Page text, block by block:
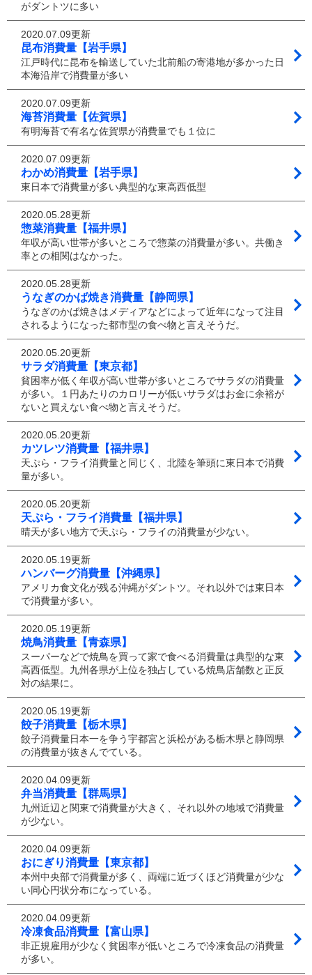
がダントツに多い
2020.07.09更新
昆布消費量【岩手県】
江戸時代に昆布を輸送していた北前船の寄港地が多かった日
本海沿岸で消費量が多い
2020.07.09更新
海苔消費量【佐賀県】
有明海苔で有名な佐賀県が消費量でも１位に
2020.07.09更新
わかめ消費量【岩手県】
東日本で消費量が多い典型的な東高西低型
2020.05.28更新
惣菜消費量【福井県】
年収が高い世帯が多いところで惣菜の消費量が多い。共働き
率との相関はなかった。
2020.05.28更新
うなぎのかば焼き消費量【静岡県】
うなぎのかば焼きはメディアなどによって近年になって注目
されるようになった都市型の食べ物と言えそうだ。
2020.05.20更新
サラダ消費量【東京都】
貧困率が低く年収が高い世帯が多いところでサラダの消費量
が多い。１円あたりのカロリーが低いサラダはお金に余裕が
ないと買えない食べ物と言えそうだ。
2020.05.20更新
カツレツ消費量【福井県】
天ぷら・フライ消費量と同じく、北陸を筆頭に東日本で消費
量が多い。
2020.05.20更新
天ぷら・フライ消費量【福井県】
晴天が多い地方で天ぷら・フライの消費量が少ない。
2020.05.19更新
ハンバーグ消費量【沖縄県】
アメリカ食文化が残る沖縄がダントツ。それ以外では東日本
で消費量が多い。
2020.05.19更新
焼鳥消費量【青森県】
スーパーなどで焼鳥を買って家で食べる消費量は典型的な東
高西低型。九州各県が上位を独占している焼鳥店舗数と正反
対の結果に。
2020.05.19更新
餃子消費量【栃木県】
餃子消費量日本一を争う宇都宮と浜松がある栃木県と静岡県
の消費量が抜きんでている。
2020.04.09更新
弁当消費量【群馬県】
九州近辺と関東で消費量が大きく、それ以外の地域で消費量
が少ない。
2020.04.09更新
おにぎり消費量【東京都】
本州中央部で消費量が多く、両端に近づくほど消費量が少な
い同心円状分布になっている。
2020.04.09更新
冷凍食品消費量【富山県】
非正規雇用が少なく貧困率が低いところで冷凍食品の消費量
が多い。